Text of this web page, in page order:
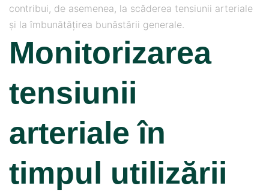
contribui, de asemenea, la scăderea tensiunii arteriale
și la îmbunătățirea bunăstării generale.
Monitorizarea
tensiunii
arteriale în
timpul utilizării